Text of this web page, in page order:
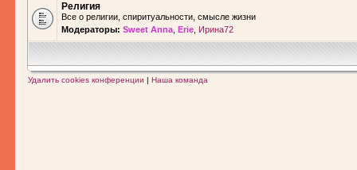
Религия
Все о религии, спиритуальности, смысле жизни
Модераторы: Sweet Anna Erie Ирина72
Удалить cookies конференции | Наша команда